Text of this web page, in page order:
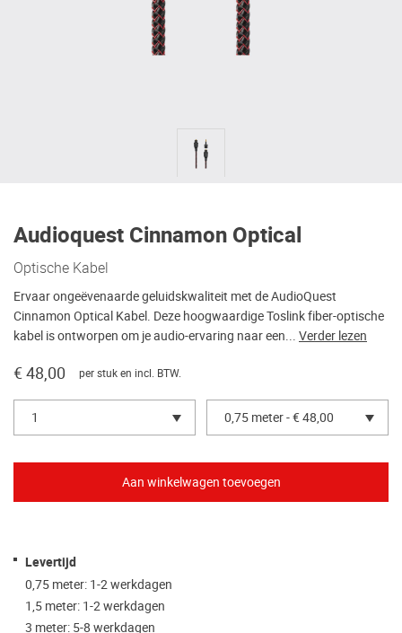
Audioquest Cinnamon Optical
Optische Kabel
Ervaar ongeëvenaarde geluidskwaliteit met de AudioQuest
Cinnamon Optical Kabel. Deze hoogwaardige Toslink fiber-optische
kabel is ontworpen om je audio-ervaring naar een... Verder lezen
€ 48,00 per stuk en incl. BTW.
1 0,75 meter - € 48,00
Levertijd
0,75 meter: 1-2 werkdagen
1,5 meter: 1-2 werkdagen
3 meter: 5-8 werkdagen